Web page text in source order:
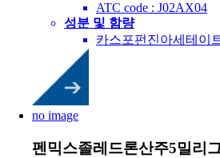
ATC code : J02AX04
성분 및 함량
카스포펀진아세테이
no image
펜믹스졸레드론산주5밀리